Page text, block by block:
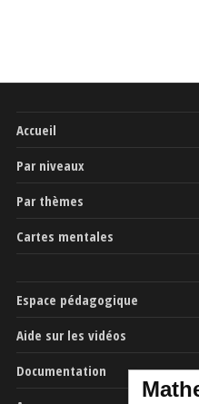
Accueil
Par niveaux
Par thèmes
Cartes mentales
Espace pédagogique
Aide sur les vidéos
Documentation